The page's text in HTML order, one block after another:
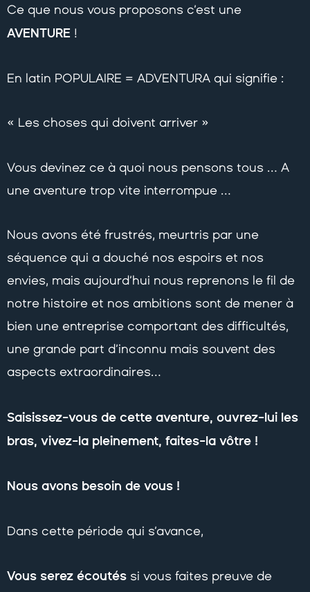
Ce que nous vous proposons c’est une
AVENTURE !
En latin POPULAIRE = ADVENTURA qui signifie :
« Les choses qui doivent arriver »
Vous devinez ce à quoi nous pensons tous … A
une aventure trop vite interrompue …
Nous avons été frustrés, meurtris par une
séquence qui a douché nos espoirs et nos
envies, mais aujourd’hui nous reprenons le fil de
notre histoire et nos ambitions sont de mener à
bien une entreprise comportant des difficultés,
une grande part d’inconnu mais souvent des
aspects extraordinaires…
Saisissez-vous de cette aventure, ouvrez-lui les
bras, vivez-la pleinement, faites-la vôtre !
Nous avons besoin de vous !
Dans cette période qui s’avance,
Vous serez écoutés si vous faites preuve de